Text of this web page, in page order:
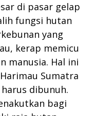
di pasar gelap
fungsi hutan
yang
kerap memicu
manusia. Hal ini
Sumatra
dibunuh.
bagi